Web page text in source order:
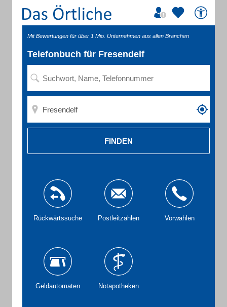
Mit Bewertungen für über 1 Mio. Unternehmen aus allen Branchen
Telefonbuch für Fresendelf
FINDEN
Rückwärtssuche Postleitzahlen Vorwahlen
Geldautomaten Notapotheken